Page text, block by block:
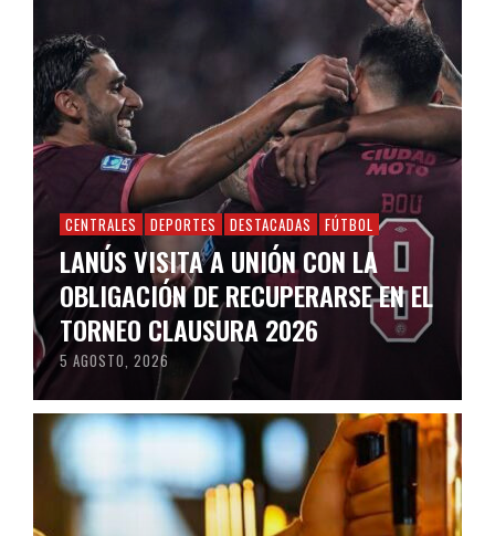
CENTRALES DEPORTES DESTACADAS FÚTBOL
LANÚS VISITA A UNIÓN CON LA
OBLIGACIÓN DE RECUPERARSE EN EL
TORNEO CLAUSURA 2026
5 AGOSTO, 2026